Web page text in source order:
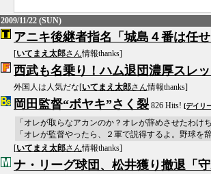
2009/11/22 (SUN)
アニキ後継者指名「城島４番は任
[いてまえ太郎さん情報thanks]
西武も名乗り！ハム退団濃厚スレ
外国人は人気だな[いてまえ太郎さん情報thanks]
岡田監督“ボヤキ”さく裂 826 Hits! [デイリ
「オレが取らなアカンのか？オレが辞めさせたわけ
「オレが監督やったら、２軍で説得するよ。野球を
[いてまえ太郎さん情報thanks]
ナ・リーグ球団、松井獲り撤退「